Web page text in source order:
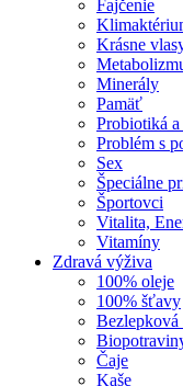
Fajčenie
Krásne
Minerály
Pamäť
Probiotiká
Problém s
Sex
Špeciálne
Športovci
Vitalita,
Vitamíny
Zdravá výživa
100% oleje
100% šťavy
Bezlepková
Čaje
Kaše